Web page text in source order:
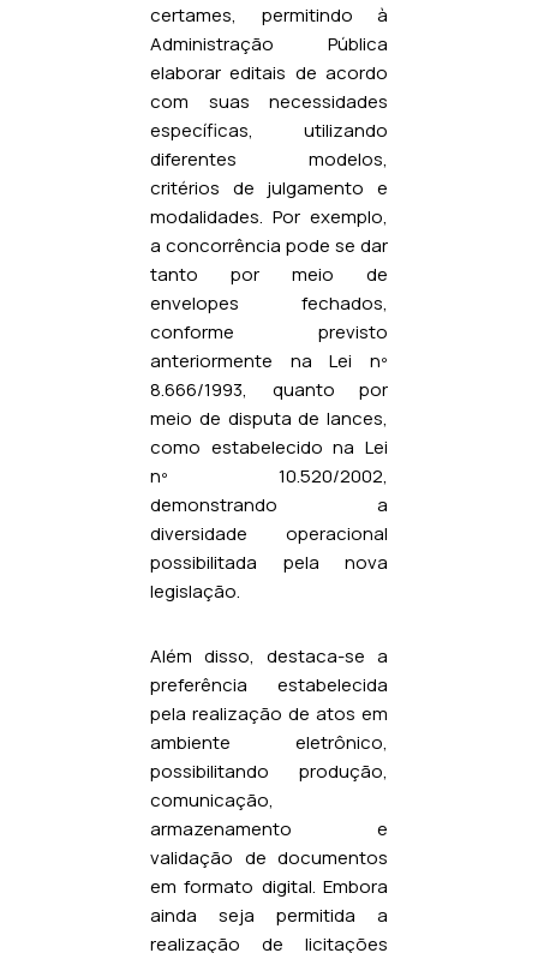
certames, permitindo à
Administração Pública
elaborar editais de acordo
com suas necessidades
específicas, utilizando
diferentes modelos,
critérios de julgamento e
modalidades. Por exemplo,
a concorrência pode se dar
tanto por meio de
envelopes fechados,
conforme previsto
anteriormente na Lei nº
8.666/1993, quanto por
meio de disputa de lances,
como estabelecido na Lei
nº 10.520/2002,
demonstrando a
diversidade operacional
possibilitada pela nova
legislação.
Além disso, destaca-se a
preferência estabelecida
pela realização de atos em
ambiente eletrônico,
possibilitando produção,
comunicação,
armazenamento e
validação de documentos
em formato digital. Embora
ainda seja permitida a
realização de licitações